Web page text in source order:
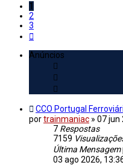
1
2
3
Anúncios
CCO Portugal
portrainmaniac » 07 jun
7 Respostas
7159
Última Mensagem
03 ago 2026,